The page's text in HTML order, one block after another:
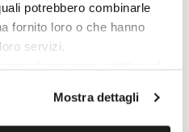
potrebbero combinarle
fornito loro o che hanno
servizi.
“Accetta i cookie”. Se non
può negare il consenso sul
Mostra dettagli